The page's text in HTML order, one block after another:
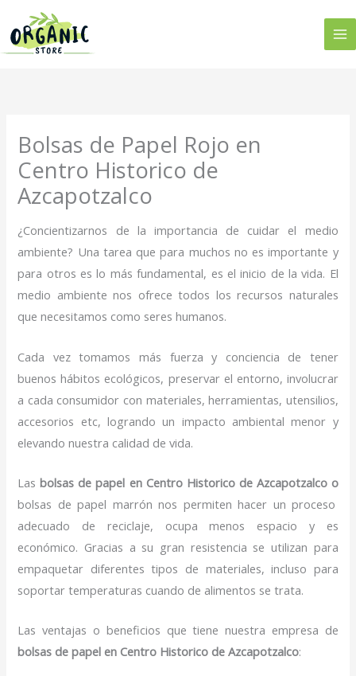
contenido
Bolsas de Papel Rojo en
Centro Historico de
Azcapotzalco
¿Concientizarnos de la importancia de cuidar el medio
ambiente? Una tarea que para muchos no es importante y
para otros es lo más fundamental, es el inicio de la vida. El
medio ambiente nos ofrece todos los recursos naturales
que necesitamos como seres humanos.
Cada vez tomamos más fuerza y conciencia de tener
buenos hábitos ecológicos, preservar el entorno, involucrar
a cada consumidor con materiales, herramientas, utensilios,
accesorios etc, logrando un impacto ambiental menor y
elevando nuestra calidad de vida.
Lasbolsas de papel en Centro Historico de Azcapotzalco o
bolsas de papel marrón nos permiten hacer un proceso
adecuado de reciclaje, ocupa menos espacio y es
económico. Gracias a su gran resistencia se utilizan para
empaquetar diferentes tipos de materiales, incluso para
soportar temperaturas cuando de alimentos se trata.
Las ventajas o beneficios que tiene nuestra empresa de
bolsas de papel en Centro Historico de Azcapotzalco: